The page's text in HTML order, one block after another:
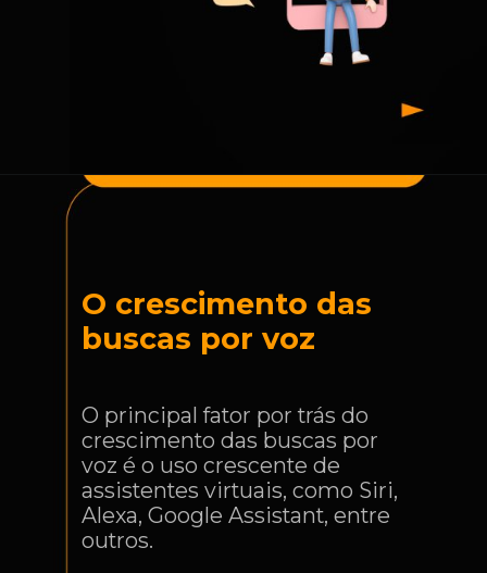
O principal fator por trás do
crescimento das buscas por
voz é o uso crescente de
assistentes virtuais, como Siri,
Alexa, Google Assistant, entre
outros.
O crescimento das
buscas por voz